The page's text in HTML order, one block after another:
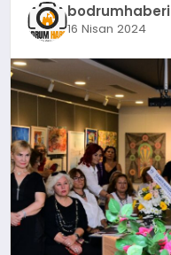
SPOR
MUĞLA
bodrumhaberi
16 Nisan 2024